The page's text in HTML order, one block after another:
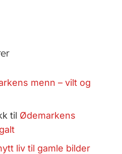
menn – vilt og
til Ødemarkens
liv til gamle bilder